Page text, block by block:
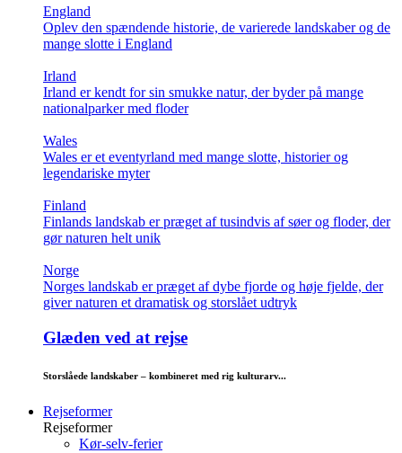
England
Oplev den spændende historie, de varierede landskaber og de
mange slotte i England
Irland
Irland er kendt for sin smukke natur, der byder på mange
nationalparker med floder
Wales
Wales er et eventyrland med mange slotte, historier og
legendariske myter
Finland
Finlands landskab er præget af tusindvis af søer og floder, der
gør naturen helt unik
Norge
Norges landskab er præget af dybe fjorde og høje fjelde, der
giver naturen et dramatisk og storslået udtryk
Glæden ved at rejse
Storslåede landskaber – kombineret med rig kulturarv...
Rejseformer
Rejseformer
Kør-selv-ferier